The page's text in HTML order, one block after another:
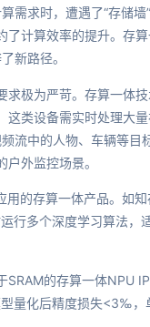
需求时，遭遇了“存储
计算效率的提升。存
新路径。
求极为严苛。存算一体
这类设备需实时处理大
流中的人物、车辆等
外监控场景。
用的存算一体产品。如
行多个深度学习算法，
SRAM的存算一体NPU
量化后精度损失<3‰，